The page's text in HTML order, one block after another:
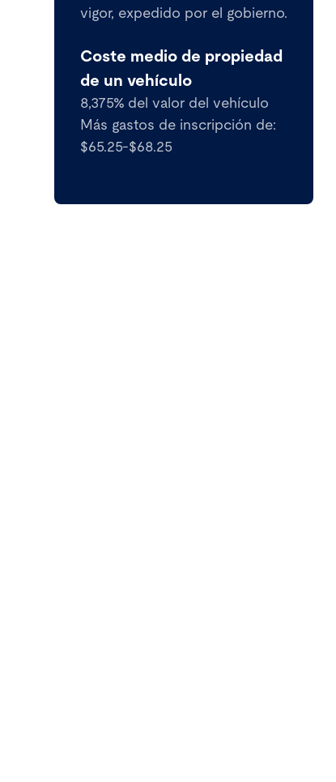
vigor, expedido por el gobierno.
Coste medio de propiedad
de un vehículo
8,375% del valor del vehículo
Más gastos de inscripción de:
$65.25-$68.25